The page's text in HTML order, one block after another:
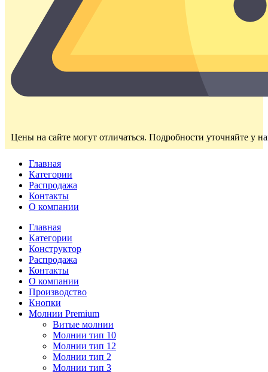
Цены на сайте могут отличаться. Подробности уточняйте у
Главная
Категории
Распродажа
Контакты
О компании
Главная
Категории
Конструктор
Распродажа
Контакты
О компании
Производство
Кнопки
Молнии Premium
Витые молнии
Молнии тип 10
Молнии тип 12
Молнии тип 2
Молнии тип 3